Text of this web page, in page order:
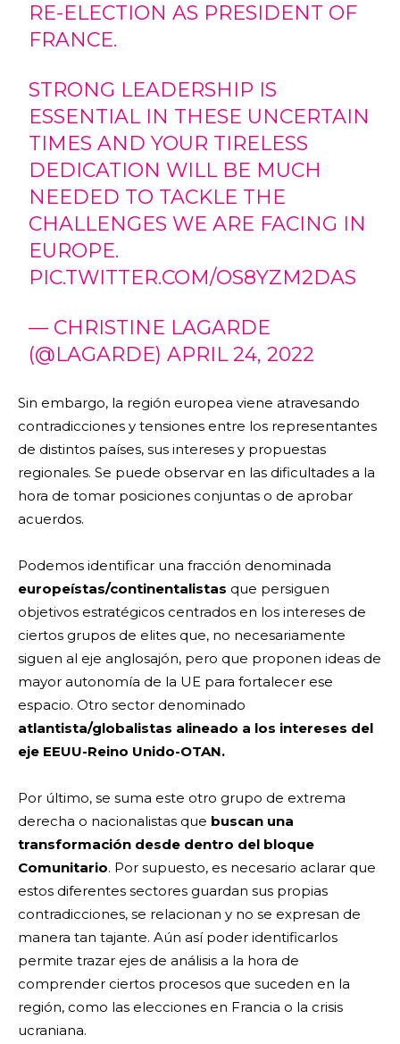
RE-ELECTION AS PRESIDENT OF
FRANCE.
STRONG LEADERSHIP IS
ESSENTIAL IN THESE UNCERTAIN
TIMES AND YOUR TIRELESS
DEDICATION WILL BE MUCH
NEEDED TO TACKLE THE
CHALLENGES WE ARE FACING IN
EUROPE.
PIC.TWITTER.COM/OS8YZM2DAS
— CHRISTINE LAGARDE
(@LAGARDE)APRIL 24, 2022
Sin embargo, la región europea viene atravesando
contradicciones y tensiones entre los representantes
de distintos países, sus intereses y propuestas
regionales. Se puede observar en las dificultades a la
hora de tomar posiciones conjuntas o de aprobar
acuerdos.
Podemos identificar una fracción denominada
europeístas/continentalistas que persiguen
objetivos estratégicos centrados en los intereses de
ciertos grupos de elites que, no necesariamente
siguen al eje anglosajón, pero que proponen ideas de
mayor autonomía de la UE para fortalecer ese
espacio. Otro sector denominado
atlantista/globalistas alineado a los intereses del
eje EEUU-Reino Unido-OTAN.
Por último, se suma este otro grupo de extrema
derecha o nacionalistas que buscan una
transformación desde dentro del bloque
Comunitario. Por supuesto, es necesario aclarar que
estos diferentes sectores guardan sus propias
contradicciones, se relacionan y no se expresan de
manera tan tajante. Aún así poder identificarlos
permite trazar ejes de análisis a la hora de
comprender ciertos procesos que suceden en la
región, como las elecciones en Francia o la crisis
ucraniana.